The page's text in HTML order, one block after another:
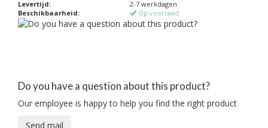
Levertijd:
2-7 werkdagen
Beschikbaarheid:
Op voorraad
Do you have a question about this product?
Our employee is happy to help you find the right product
Send mail